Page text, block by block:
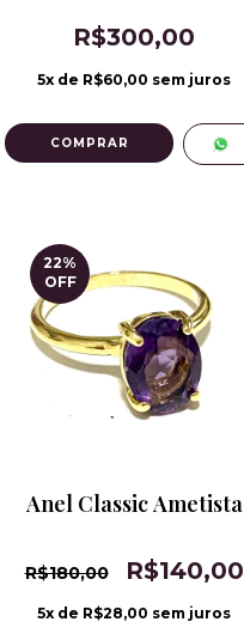
R$300,00
5x de R$60,00 sem juros
22%
OFF
Anel Classic Ametista
R$180,00 R$140,00
5x de R$28,00 sem juros